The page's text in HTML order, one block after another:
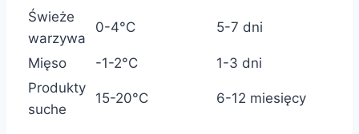
Świeże
warzywa
0-4°C 5-7 dni
Mięso -1-2°C
1-3 dni
Produkty
suche
15-20°C 6-12 miesięcy